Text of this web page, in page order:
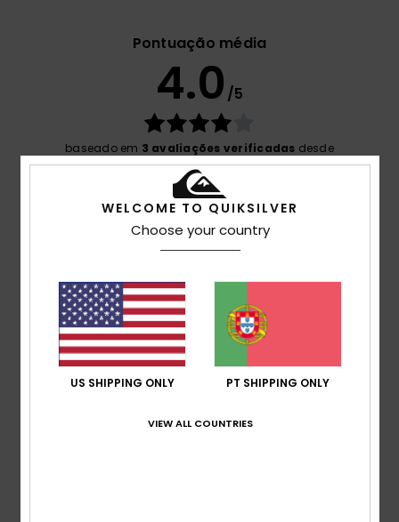
Pontuação média
4.0 /5
baseado em 3 avaliações verificadas desde
Janeiro 2026
67% dos nossos clientes recomendam este
produto
Conforto
4.0
Relação qualidade/preço
Tamanho
Material
WELCOME TO QUIKSILVER
Choose your country
US SHIPPING ONLY PT SHIPPING ONLY
VIEW ALL COUNTRIES